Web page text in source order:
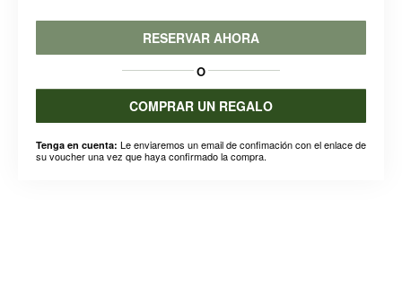
RESERVAR AHORA
O
COMPRAR UN REGALO
Tenga en cuenta: Le enviaremos un email de confimación con el enlace de
su voucher una vez que haya confirmado la compra.